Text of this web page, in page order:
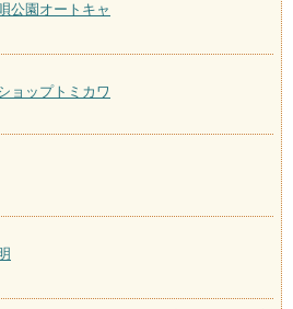
公園オートキャ
ョップトミカワ